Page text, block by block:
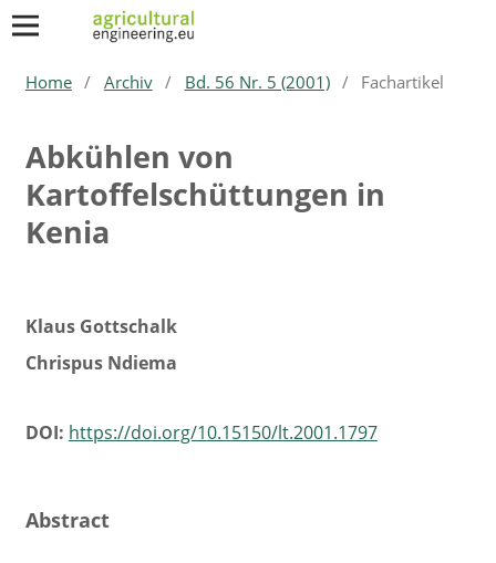
Home / Archiv / Bd. 56 Nr. 5 (2001) / Fachartikel
Abkühlen von
Kartoffelschüttungen in
Kenia
Klaus Gottschalk
Chrispus Ndiema
DOI: https://doi.org/10.15150/lt.2001.1797
Abstract